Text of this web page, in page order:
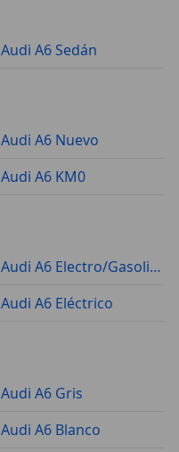
Audi A6 Sedán
Audi A6 Nuevo
Audi A6 KM0
Audi A6 Electro/Gasolina
Audi A6 Eléctrico
Audi A6 Gris
Audi A6 Blanco